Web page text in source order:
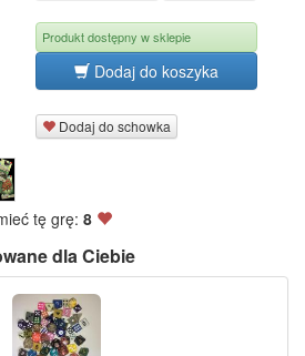
Produkt dostępny w sklepie
Dodaj do koszyka
Dodaj do schowka
tę grę: 8
dla Ciebie